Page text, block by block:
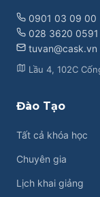
0901 03 09 00
028 3620 0591
tuvan@cask.vn
Lầu 4, 102C
Đào Tạo
Tất cả khóa học
Chuyên gia
Lịch khai giảng